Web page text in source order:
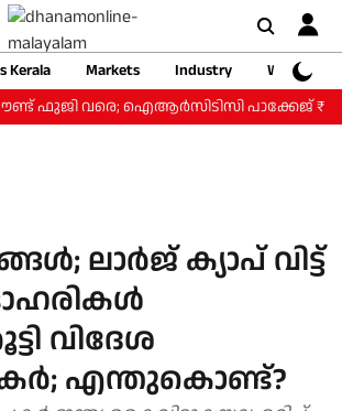
Kerala Markets Industry
Web
ഫുജി വരെ; ഐആര്‍സിടിസി പാക്കേജ്
ലാർജ് ക്യാപ് വിട്ട്
വിദേശ
എന്തുകൊണ്ട്?